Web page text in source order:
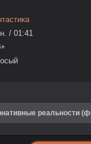
/ 01:41
реальности